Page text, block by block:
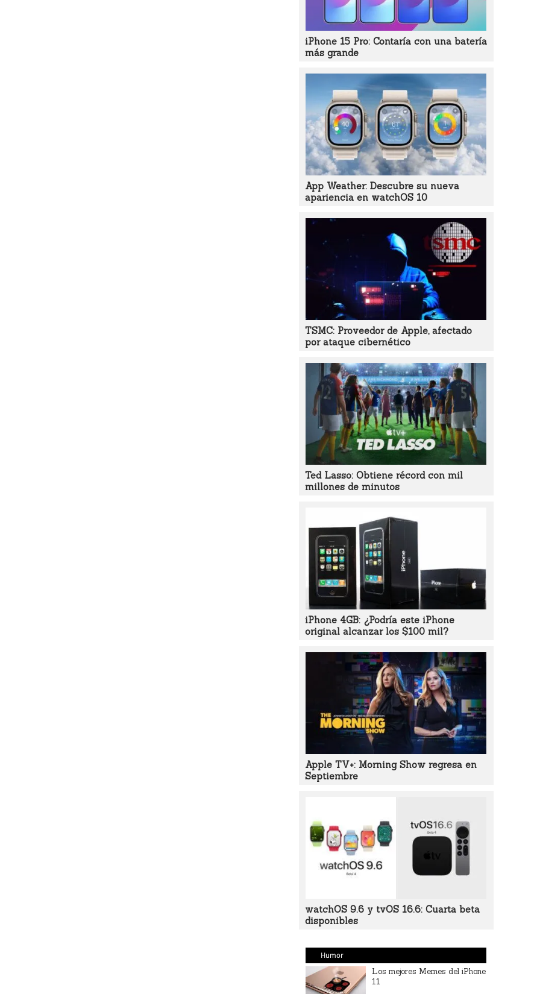
iPhone 15 Pro: Contaría con una batería
más grande
App Weather: Descubre su nueva
apariencia en watchOS 10
TSMC: Proveedor de Apple, afectado
por ataque cibernético
Ted Lasso: Obtiene récord con mil
millones de minutos
iPhone 4GB: ¿Podría este iPhone
original alcanzar los $100 mil?
Apple TV+: Morning Show regresa en
Septiembre
watchOS 9.6 y tvOS 16.6: Cuarta beta
disponibles
Humor
Los mejores Memes del iPhone
11